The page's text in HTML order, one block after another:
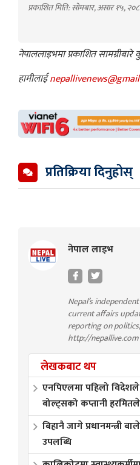
प्रकाशित मिति: सोमबार, असार १५,
नेपाललाइभमा प्रकाशित
हामीलाई
प्रतिक्रिया दिनुहोस्
नेपाल लाइभ
Nepal’s
current affairs
reporting on
http://nepallive.com
लेखकबाट थप
एनपिएलमा पहिलो
बोल्ट्सको कप्तानी
बिहानै जागे प्रधानमन्त्री
उपलब्धि